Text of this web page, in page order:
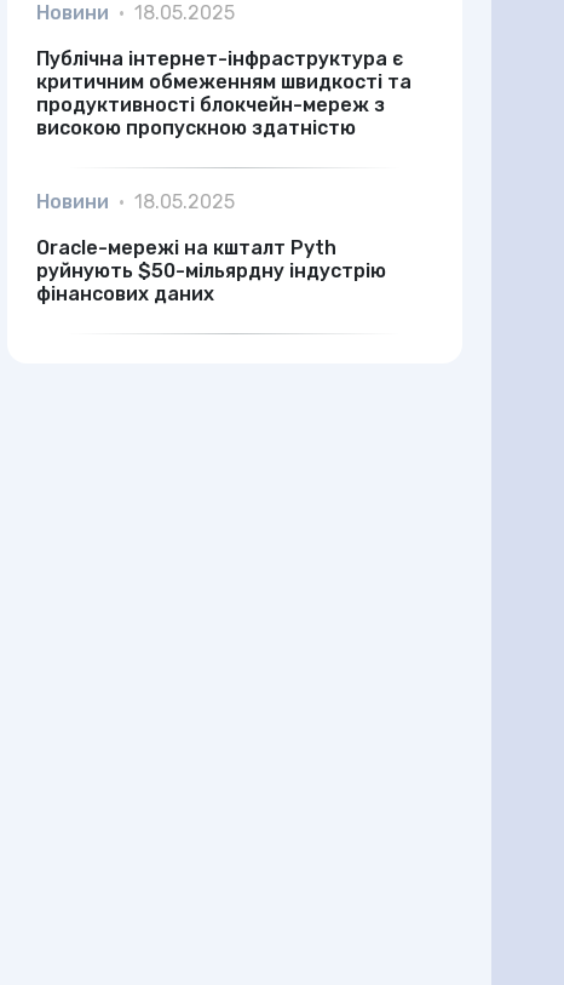
Новини • 18.05.2025
Публічна інтернет-інфраструктура є
критичним обмеженням швидкості та
продуктивності блокчейн-мереж з
високою пропускною здатністю
Новини • 18.05.2025
Oracle-мережі на кшталт Pyth
руйнують $50-мільярдну індустрію
фінансових даних